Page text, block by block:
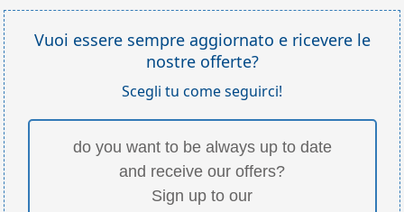
Vuoi essere sempre aggiornato e ricevere le
nostre offerte?
Scegli tu come seguirci!
do you want to be always up to date
and receive our offers?
Sign up to our